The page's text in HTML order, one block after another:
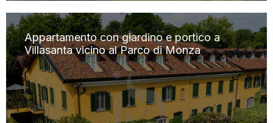
Appartamento con giardino e portico a
Villasanta vicino al Parco di Monza